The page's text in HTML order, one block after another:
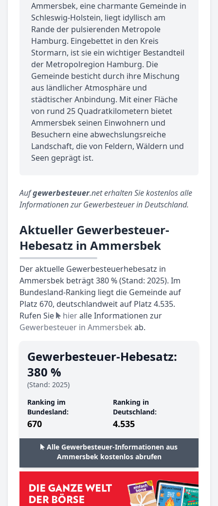
Ammersbek, eine charmante Gemeinde in
Schleswig-Holstein, liegt idyllisch am
Rande der pulsierenden Metropole
Hamburg. Eingebettet in den Kreis
Stormarn, ist sie ein wichtiger Bestandteil
der Metropolregion Hamburg. Die
Gemeinde besticht durch ihre Mischung
aus ländlicher Atmosphäre und
städtischer Anbindung. Mit einer Fläche
von rund 25 Quadratkilometern bietet
Ammersbek seinen Einwohnern und
Besuchern eine abwechslungsreiche
Landschaft, die von Feldern, Wäldern und
Seen geprägt ist.
Aufgewerbesteuer.net erhalten Sie kostenlos alle
Informationen zur Gewerbesteuer in Deutschland.
Aktueller Gewerbesteuer-
Hebesatz in Ammersbek
Der aktuelle Gewerbesteuerhebesatz in
Ammersbek beträgt 380 % (Stand: 2025). Im
Bundesland-Ranking liegt die Gemeinde auf
Platz 670, deutschlandweit auf Platz 4.535.
Rufen Sie
hieralle Informationen zur
Gewerbesteuer in Ammersbek ab.
Gewerbesteuer-Hebesatz:
380 %
(Stand: 2025)
Ranking im
Bundesland:
670
Ranking in
Deutschland:
4.535
Alle Gewerbesteuer-Informationen aus
Ammersbek kostenlos abrufen